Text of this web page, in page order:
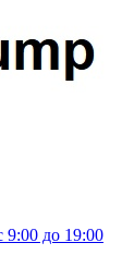
9:00 до 19:00